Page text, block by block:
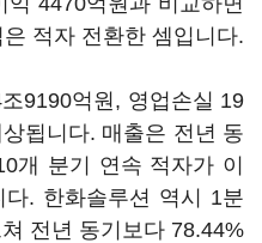
적자 전환한 셈입니다.
9190억원, 영업손실 19
됩니다. 매출은 전년 동
개 분기 연속 적자가 이
. 한화솔루션 역시 1분
전년 동기보다 78.44%